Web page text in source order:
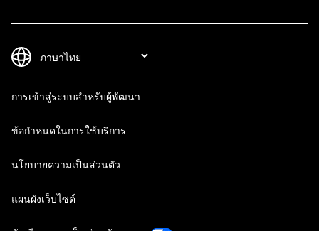
การเข้าสู่ระบบสำหรับผู้พัฒนา
ข้อกำหนดในการใช้บริการ
นโยบายความเป็นส่วนตัว
แผนผังเว็บไซต์